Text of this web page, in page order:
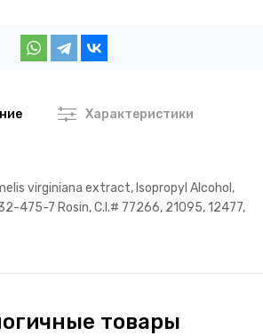
Характеристики
virginiana extract, Isopropyl Alcohol,
475-7 Rosin, C.I.# 77266, 21095, 12477,
товары